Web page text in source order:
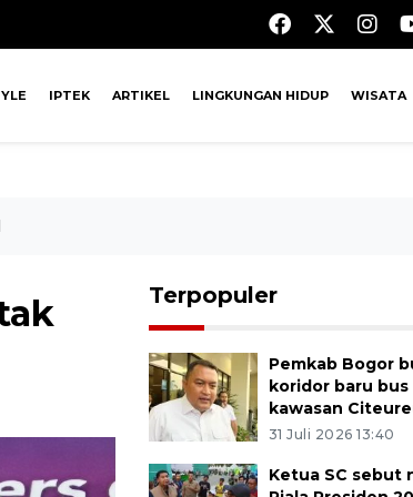
IPTEK ARTIKEL LINGKUNGAN HIDUP WISATA
Terpopuler
Pemkab Bogor
koridor baru
kawasan
31 Juli 2026 13:40
Ketua SC sebut